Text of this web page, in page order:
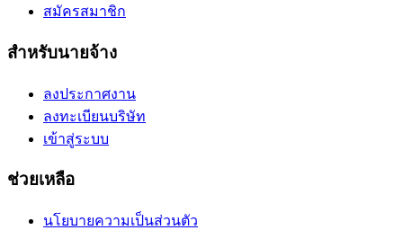
สมัครสมาชิก
สำหรับนายจ้าง
ลงประกาศงาน
ลงทะเบียนบริษัท
เข้าสู่ระบบ
ช่วยเหลือ
นโยบายความเป็นส่วนตัว